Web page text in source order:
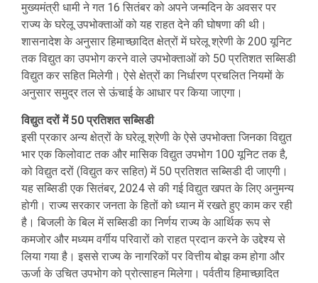
मुख्यमंत्री धामी ने गत 16 सितंबर को अपने जन्मदिन के अवसर पर
राज्य के घरेलू उपभोक्ताओं को यह राहत देने की घोषणा की थी।
शासनादेश के अनुसार हिमाच्छादित क्षेत्रों में घरेलू श्रेणी के 200 यूनिट
तक विद्युत का उपभोग करने वाले उपभोक्ताओं को 50 प्रतिशत सब्सिडी
विद्युत कर सहित मिलेगी। ऐसे क्षेत्रों का निर्धारण प्रचलित नियमों के
अनुसार समुद्र तल से ऊंचाई के आधार पर किया जाएगा।
विद्युत दरों में 50 प्रतिशत सब्सिडी
इसी प्रकार अन्य क्षेत्रों के घरेलू श्रेणी के ऐसे उपभोक्ता जिनका विद्युत
भार एक किलोवाट तक और मासिक विद्युत उपभोग 100 यूनिट तक है,
को विद्युत दरों (विद्युत कर सहित) में 50 प्रतिशत सब्सिडी दी जाएगी।
यह सब्सिडी एक सितंबर, 2024 से की गई विद्युत खपत के लिए अनुमन्य
होगी। राज्य सरकार जनता के हितों को ध्यान में रखते हुए काम कर रही
है। बिजली के बिल में सब्सिडी का निर्णय राज्य के आर्थिक रूप से
कमजोर और मध्यम वर्गीय परिवारों को राहत प्रदान करने के उद्देश्य से
लिया गया है। इससे राज्य के नागरिकों पर वित्तीय बोझ कम होगा और
ऊर्जा के उचित उपभोग को प्रोत्साहन मिलेगा। पर्वतीय हिमाच्छादित